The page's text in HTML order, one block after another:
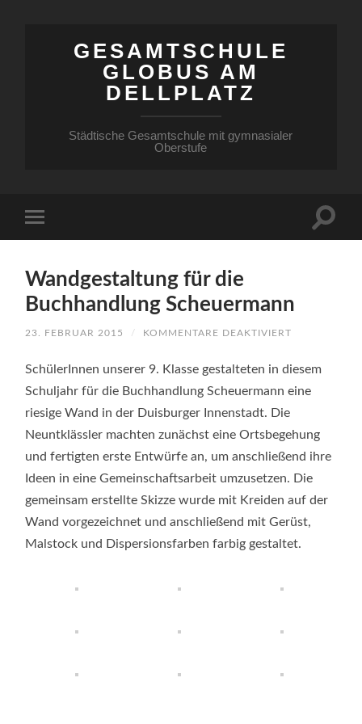
GESAMTSCHULE
GLOBUS AM
DELLPLATZ
Städtische Gesamtschule mit gymnasialer
Oberstufe
Wandgestaltung für die
Buchhandlung Scheuermann
23. FEBRUAR 2015 / KOMMENTARE DEAKTIVIERT
DIE
SchülerInnen unserer 9. Klasse gestalteten in diesem
Schuljahr für die Buchhandlung Scheuermann eine
riesige Wand in der Duisburger Innenstadt. Die
Neuntklässler machten zunächst eine Ortsbegehung
und fertigten erste Entwürfe an, um anschließend ihre
Ideen in eine Gemeinschaftsarbeit umzusetzen. Die
gemeinsam erstellte Skizze wurde mit Kreiden auf der
Wand vorgezeichnet und anschließend mit Gerüst,
Malstock und Dispersionsfarben farbig gestaltet.